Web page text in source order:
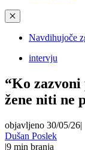
✕
Navdihujoče
intervju
“Ko zazvoni
žene niti ne
objavljeno 30/05/26|
Dušan Poslek
|9 min branja